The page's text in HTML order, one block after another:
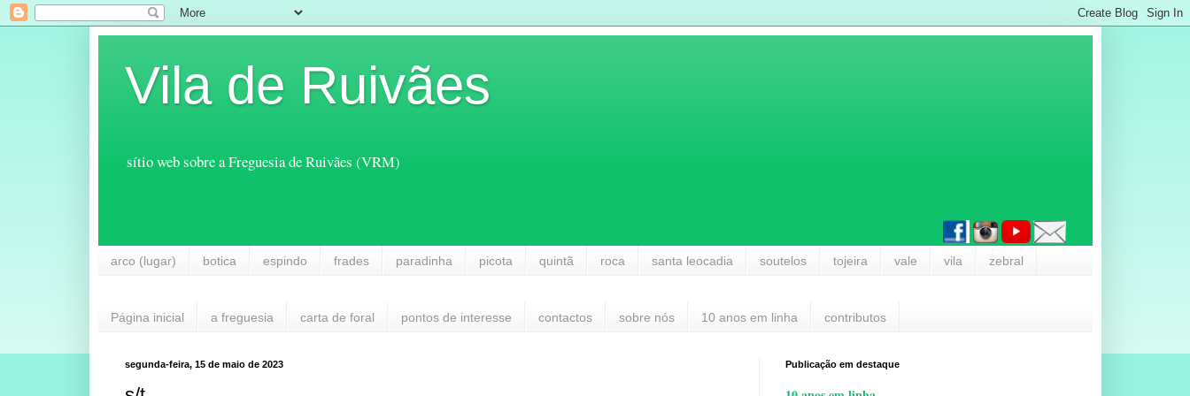
Vila de Ruivães
sítio web sobre a Freguesia de Ruivães (VRM)
arco (lugar) botica espindo frades paradinha picota quintã roca santa leocadia soutelos tojeira vale vila zebral
Página inicial a freguesia carta de foral pontos de interesse contactos sobre nós 10 anos em linha contributos
segunda-feira, 15 de maio de 2023 Publicação em destaque